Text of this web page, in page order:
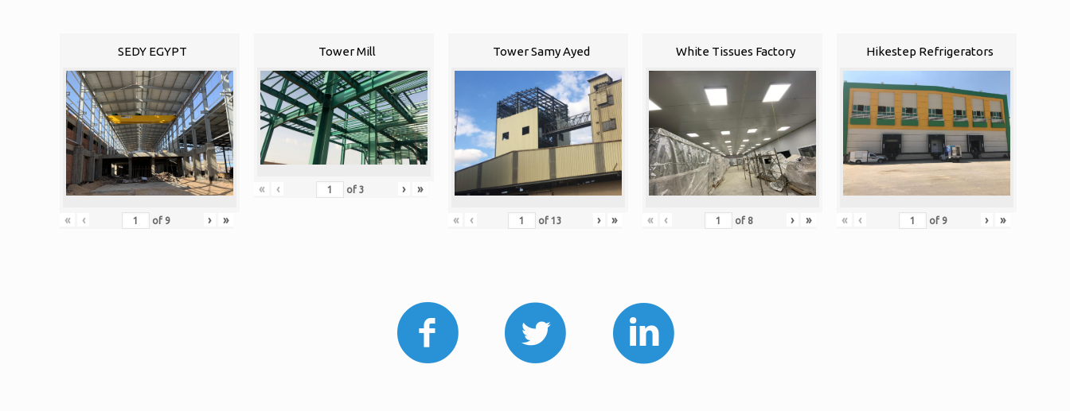
SEDY EGYPT
« ‹ of 9 › »
Tower Mill
« ‹ of3 › »
Tower Samy Ayed
« ‹ of 13 › »
White Tissues Factory
« ‹ of 8 › »
Hikestep Refrigerators
« ‹ of 9 › »